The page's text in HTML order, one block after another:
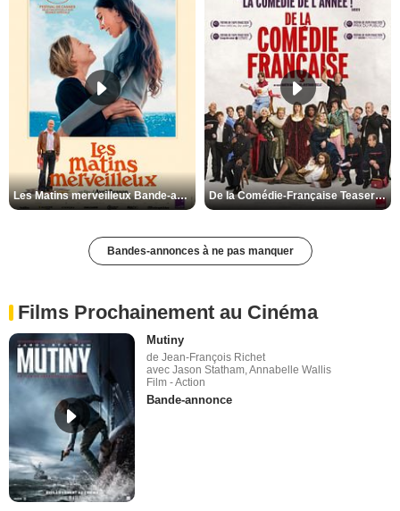
Les Matins merveilleux Bande-annonce VF De la Comédie-Française Teaser VF
Bandes-annonces à ne pas manquer
Films Prochainement au Cinéma
Mutiny
de Jean-François Richet
avec Jason Statham, Annabelle Wallis
Film - Action
Bande-annonce